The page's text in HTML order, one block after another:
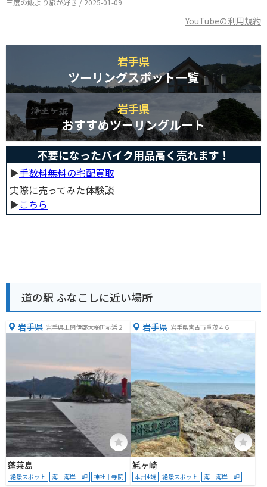
三度の飯より旅が好き / 2025-01-09
YouTubeの利用規約
岩手県
ツーリングスポット一覧
岩手県
おすすめツーリングルート
不要になったバイク用品高く売れます！
▶︎手数料無料の宅配買取
実際に売ってみた体験談
▶︎こちら
道の駅 ふなこしに近い場所
岩手県 岩手県上閉伊郡大槌町赤浜２丁
蓬莱島
絶景スポット 海｜海岸｜岬 神社｜寺院
岩手県 岩手県宮古市重茂４６
魹ヶ崎
本州4端 絶景スポット 海｜海岸｜岬